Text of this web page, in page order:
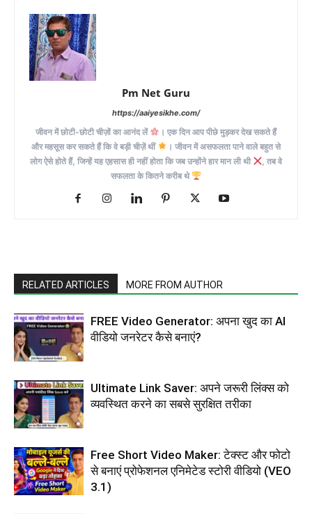
Pm Net Guru
https://aaiyesikhe.com/
जीवन में छोटी-छोटी चीज़ों का आनंद लें
। एक दिन आप पीछे मुड़कर देख सकते हैं
और महसूस कर सकते हैं कि वे बड़ी चीज़ें थीं
। जीवन में असफलता पाने वाले बहुत से
लोग ऐसे होते हैं, जिन्हें यह एहसास ही नहीं होता कि जब उन्होंने हार मान ली थी
, तब वे
सफलता के कितने करीब थे
RELATED ARTICLES MORE FROM AUTHOR
FREE Video Generator: अपना खुद का AI
वीडियो जनरेटर कैसे बनाएं?
Ultimate Link Saver: अपने जरूरी लिंक्स को
व्यवस्थित करने का सबसे सुरक्षित तरीका
Free Short Video Maker: टेक्स्ट और फोटो
से बनाएं प्रोफेशनल एनिमेटेड स्टोरी वीडियो (VEO
3.1)